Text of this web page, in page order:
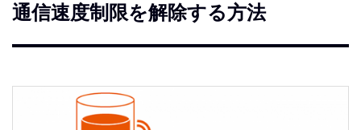
通信速度制限を解除する方法